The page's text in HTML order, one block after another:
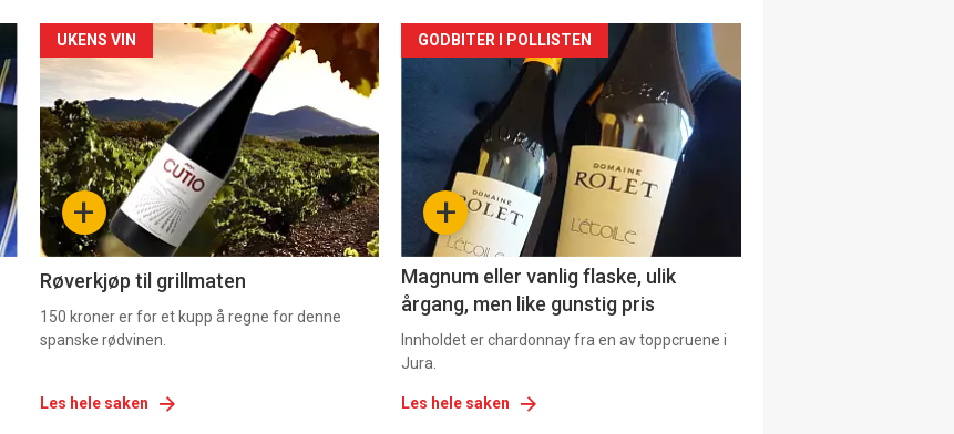
Forsiden
akkurat
nå
-
2 +
UKENS VIN
Røverkjøp til grillmaten
150 kroner er for et kupp å regne for denne
spanske rødvinen.
Les hele saken
Forsiden
akkurat
nå
+
GODBITER I POLLISTEN
Magnum eller vanlig flaske, ulik
årgang, men like gunstig pris
Innholdet er chardonnay fra en av toppcruene i
Jura.
Les hele saken